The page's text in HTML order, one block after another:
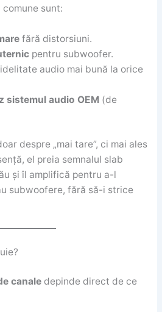
comune sunt:
fără distorsiuni.
pentru subwoofer.
audio mai bună la orice
sistemul audio OEM(de
despre „mai tare”, ci mai ales
el preia semnalul slab
și îl amplifică pentru a-l
subwoofere, fără să-i strice
canaledepinde direct de ce